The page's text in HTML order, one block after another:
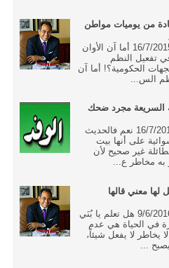
من يوميات مواطن
جريدة الاخبار - 16/7/2015 أما آن الأوان
تفعيل النظم
الحكومية؟! أما آن
الس...
السريعة مجرد ضحك
جريدة الوفد - 16/7/2011 نعم فالحديث
على أنها بيت
غير صحيح لأن
به مخاطر ع...
لها معني قالها
جريدة الاخبار - 9/6/2016 هل تعلم يا بُنَي
في الحياة هي عدم
يخاطر لا يفعل شيئاً،
...